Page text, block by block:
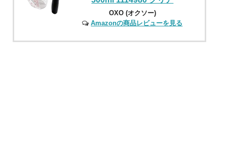
OXO (オクソー)
Amazonの商品レビューを見る